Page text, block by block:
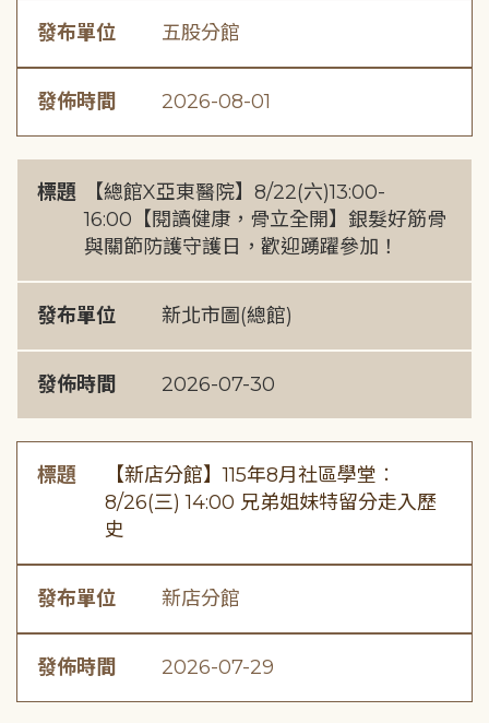
發布單位 五股分館
發佈時間 2026-08-01
標題
【總館X亞東醫院】8/22(六)13:00-
16:00【閱讀健康，骨立全開】銀髮好筋骨
與關節防護守護日，歡迎踴躍參加！
發布單位 新北市圖(總館)
發佈時間 2026-07-30
標題
【新店分館】115年8月社區學堂︰
8/26(三) 14:00 兄弟姐妹特留分走入歷
史
發布單位 新店分館
發佈時間 2026-07-29